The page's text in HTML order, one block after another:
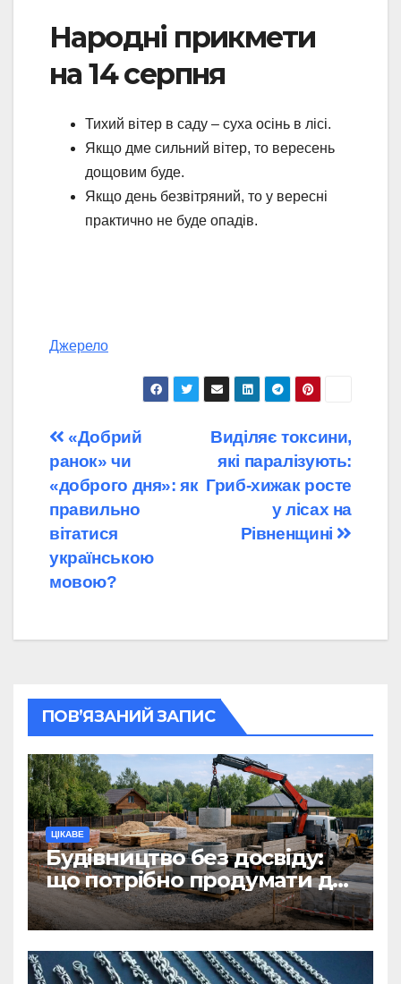
Народні прикмети
на 14 серпня
Тихий вітер в саду – суха осінь в лісі.
Якщо дме сильний вітер, то вересень
дощовим буде.
Якщо день безвітряний, то у вересні
практично не буде опадів.
Джерело
Навігація
записів
Виділяє токсини,
які паралізують:
Гриб-хижак росте
у лісах на
Рівненщині
«Добрий
ранок» чи
«доброго дня»: як
правильно
вітатися
українською
мовою?
ПОВ’ЯЗАНИЙ ЗАПИС
ЦІКАВЕ
Будівництво без досвіду:
що потрібно продумати до
першої доставки на
ділянку